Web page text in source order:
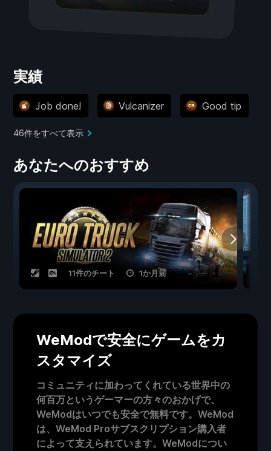
実績
Job done! Vulcanizer Good tip
46件をすべて表示
あなたへのおすすめ
11件のチート 1か月前
WeModで安全にゲームをカ
スタマイズ
コミュニティに加わってくれている世界中の
何百万というゲーマーの方々のおかげで、
WeModはいつでも安全で無料です。WeMod
は、WeMod Proサブスクリプション購入者
によって支えられています。WeModについ